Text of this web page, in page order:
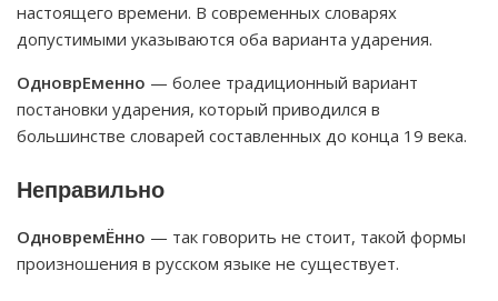
настоящего времени. В современных словарях
допустимыми указываются оба варианта ударения.
ОдноврЕменно — более традиционный вариант
постановки ударения, который приводился в
большинстве словарей составленных до конца 19 века.
Неправильно
ОдновремЁнно — так говорить не стоит, такой формы
произношения в русском языке не существует.